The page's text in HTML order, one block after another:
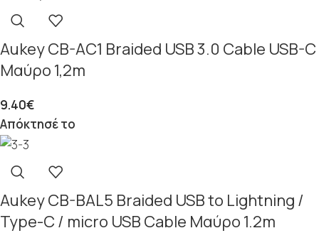
Aukey CB-AC1 Braided USB 3.0 Cable USB-C
Μαύρο 1,2m
9.40€
Απόκτησέ το
Aukey CB-BAL5 Braided USB to Lightning /
Type-C / micro USB Cable Μαύρο 1.2m